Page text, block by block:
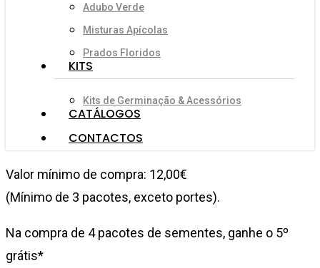
Adubo Verde
Misturas Apícolas
Prados Floridos
KITS
Kits de Germinação & Acessórios
CATÁLOGOS
CONTACTOS
Valor mínimo de compra: 12,00€
(Mínimo de 3 pacotes, exceto portes).
Na compra de 4 pacotes de sementes, ganhe o 5º
grátis*